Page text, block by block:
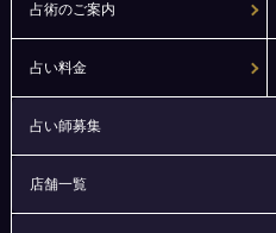
占術のご案内
占い料金
占い師募集
店舗一覧